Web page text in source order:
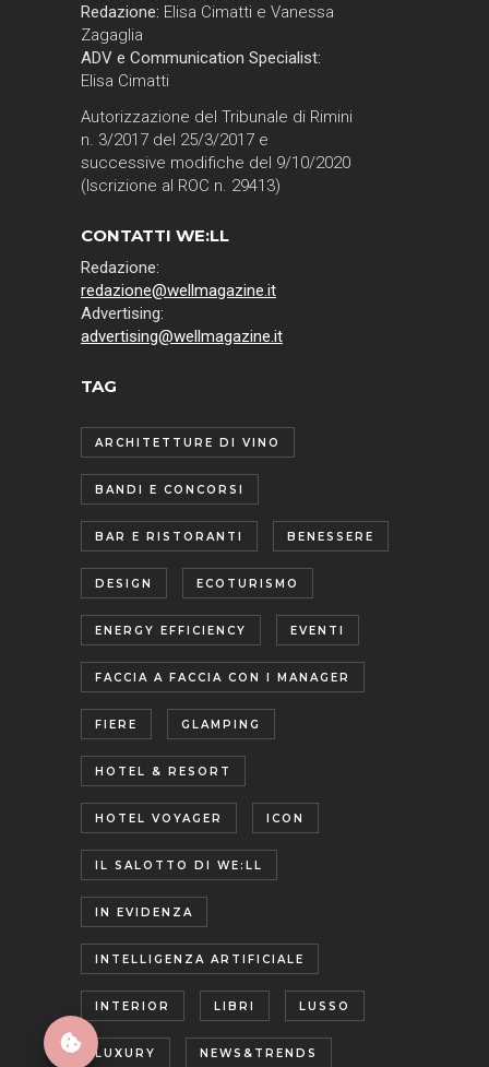
Redazione: Elisa Cimatti e Vanessa
Zagaglia
ADV e Communication Specialist:
Elisa Cimatti
Autorizzazione del Tribunale di Rimini
n. 3/2017 del 25/3/2017 e
successive modifiche del 9/10/2020
(Iscrizione al ROC n. 29413)
CONTATTI WE:LL
Redazione:
redazione@wellmagazine.it
Advertising:
advertising@wellmagazine.it
TAG
ARCHITETTURE DI VINO
BANDI E CONCORSI
BAR E RISTORANTI BENESSERE
DESIGN ECOTURISMO
ENERGY EFFICIENCY EVENTI
FACCIA A FACCIA CON I MANAGER
FIERE GLAMPING
HOTEL & RESORT
HOTEL VOYAGER ICON
IL SALOTTO DI WE:LL
IN EVIDENZA
INTELLIGENZA ARTIFICIALE
INTERIOR LIBRI LUSSO
LUXURY NEWS&TRENDS